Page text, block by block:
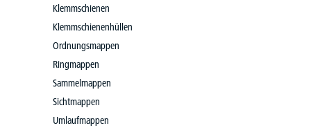
Klemmschienen
Klemmschienenhüllen
Ordnungsmappen
Ringmappen
Sammelmappen
Sichtmappen
Umlaufmappen